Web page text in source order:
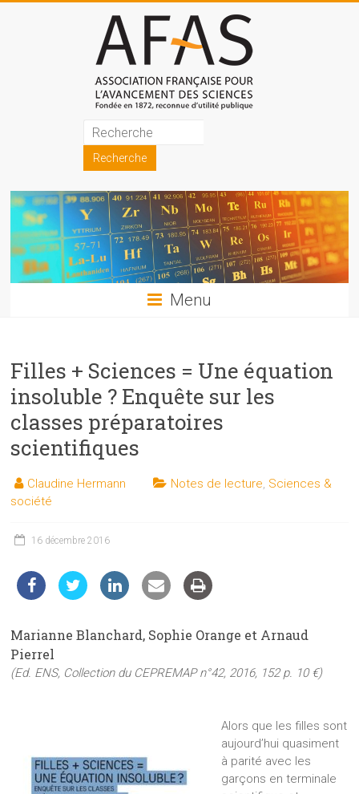
Association
française
pour
l'avancement
des
sciences
les
sciences
et
les
techniques
du
public
Menu
Filles + Sciences = Une équation
insoluble ? Enquête sur les
classes préparatoires
scientifiques
Claudine Hermann Notes de lecture Sciences &
société
16 décembre 2016
Marianne Blanchard, Sophie Orange et Arnaud
Pierrel
(Ed. ENS, Collection du CEPREMAP n°42, 2016, 152 p. 10 €)
Alors que les filles sont
aujourd’hui quasiment
à parité avec les
garçons en terminale